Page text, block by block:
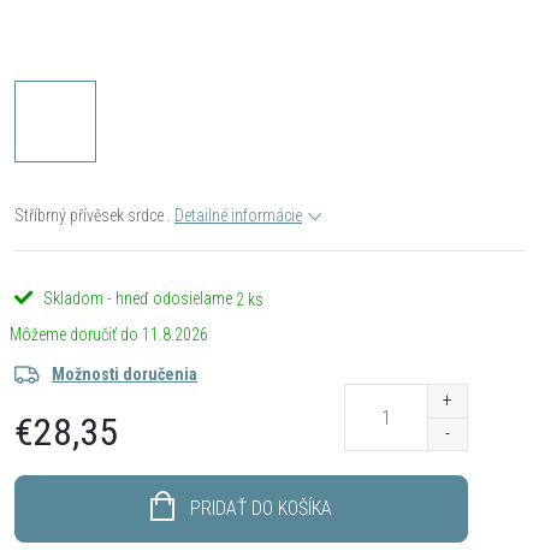
Stříbrný přívěsek srdce . Detailné informácie
Skladom - hneď odosielame 2 ks
11.8.2026
Možnosti doručenia
€28,35
PRIDAŤ DO KOŠÍKA